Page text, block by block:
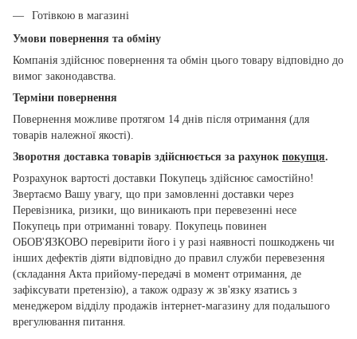
Готівкою в магазині
Умови повернення та обміну
Компанія здійснює повернення та обмін цього товару відповідно до
вимог законодавства.
Терміни повернення
Повернення можливе протягом 14 днів після отримання (для
товарів належної якості).
Зворотня доставка товарів здійснюється за рахунок покупця.
Розрахунок вартості доставки Покупець здійснює самостійно!
Звертаємо Вашу увагу, що при замовленні доставки через
Перевізника, ризики, що виникають при перевезенні несе
Покупець при отриманні товару. Покупець повинен
ОБОВ'ЯЗКОВО перевірити його і у разі наявності пошкоджень чи
інших дефектів діяти відповідно до правил служби перевезення
(складання Акта прийому-передачі в момент отримання, де
зафіксувати претензію), а також одразу ж зв'язку язатись з
менеджером відділу продажів інтернет-магазину для подальшого
врегулювання питання.